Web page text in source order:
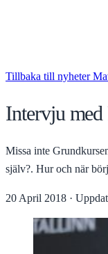
Tillbaka till nyheter
Intervju
Missa inte
själv?. Hur och när
20 April 2018 ·